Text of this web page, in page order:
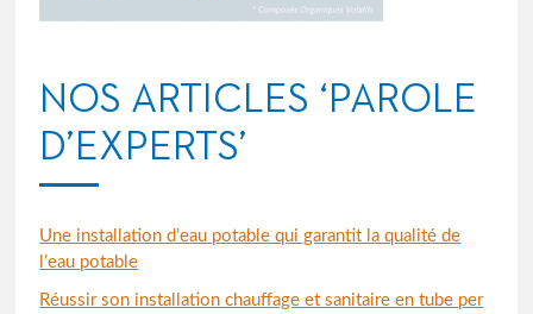
NOS ARTICLES ‘PAROLE
D’EXPERTS’
Une installation d’eau potable qui garantit la qualité de
l’eau potable
Réussir son installation chauffage et sanitaire en tube per